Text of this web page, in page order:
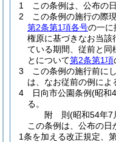
1
この条例は、公布の
2
この条例の施行の際
第2条第1項各号の一に
権原に基づきなお当該
ている期間、従前と同
とについて第2条第1項
3
この条例の施行前に
は、なお従前の例によ
4
日向市公園条例(昭和
る。
附 則(昭和54年7
この条例は、公布の日
1条を加える改正規定、